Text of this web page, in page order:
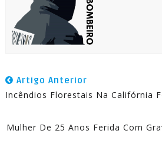
Artigo Anterior
Incêndios Florestais Na Califórnia
Mulher De 25 Anos Ferida Com